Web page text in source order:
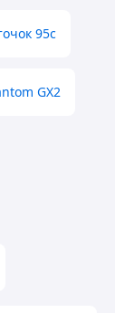
95с
GX2